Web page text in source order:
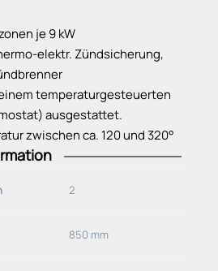
je 9 kW
elektr. Zündsicherung,
temperaturgesteuerten
ausgestattet.
zwischen ca. 120 und 320°
(Stufe 1 bis 8)
2
850 mm